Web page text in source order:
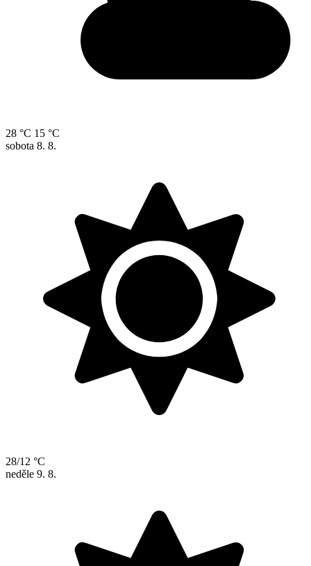
28 °C 15 °C
sobota 8. 8.
28/12 °C
neděle 9. 8.